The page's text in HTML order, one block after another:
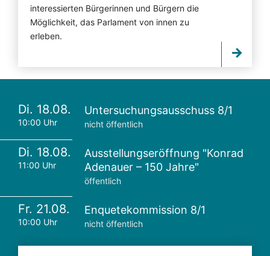
interessierten Bürgerinnen und Bürgern die
Möglichkeit, das Parlament von innen zu
erleben.
Di. 18.08.
10:00 Uhr
Untersuchungsausschuss 8/1
nicht öffentlich
Di. 18.08.
11:00 Uhr
Ausstellungseröffnung "Konrad
Adenauer – 150 Jahre"
öffentlich
Fr. 21.08.
10:00 Uhr
Enquetekommission 8/1
nicht öffentlich